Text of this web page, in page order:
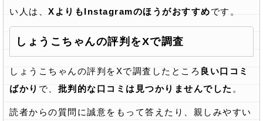
い人は、 XよりもInstagramのほうがおすすめです。
しょうこちゃんの評判をXで調査
しょうこちゃんの評判をXで調査したところ 良い口コミ
ばかり で、 批判的な口コミは見つかりませんでした 。
読者からの質問に誠意をもって答えたり、親しみやすい